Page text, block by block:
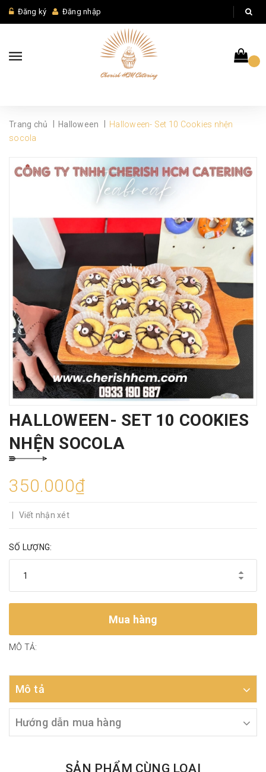
Đăng ký Đăng nhập
Trang chủ Halloween
Halloween- Set 10 Cookies nhện
socola
HALLOWEEN- SET 10 COOKIES
NHỆN SOCOLA
350.000₫
Viết nhận xét
SỐ LƯỢNG:
Mua hàng
MÔ TẢ:
Mô tả
Hướng dẫn mua hàng
SẢN PHẨM CÙNG LOẠI